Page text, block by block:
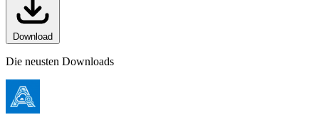
Download
Die neusten Downloads